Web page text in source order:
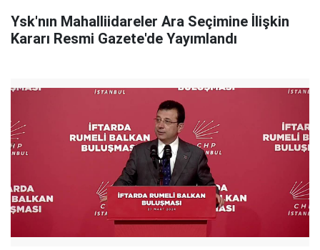
Ysk'nın Mahalliidareler Ara Seçimine İlişkin
Kararı Resmi Gazete'de Yayımlandı